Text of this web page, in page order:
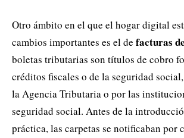
Otro ámbito en el que el hogar digital
cambios importantes es el de facturas
boletas tributarias son títulos de cobro
créditos fiscales o de la seguridad
la Agencia Tributaria o por las
seguridad social. Antes de la
práctica, las carpetas se notificaban por